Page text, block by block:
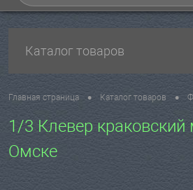
Каталог товаров
Главная страница • Каталог товаров •
1/3 Клевер
Омске